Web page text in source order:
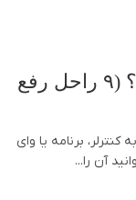
چرا پهپاد به کنترلر وصل نمی‌شود؟ (۹ راحل رفع
برنامه یا وای
آن را...